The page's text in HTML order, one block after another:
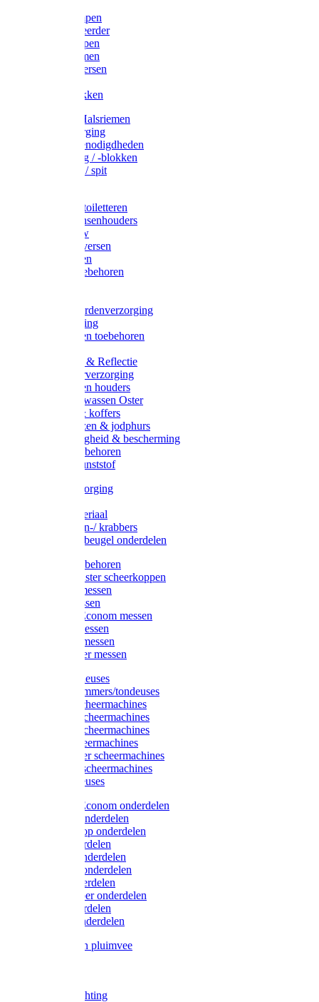
Warmtelampen
Staartcoupeerder
Biggenkappen
Neuskrammen
Varken diversen
Varkensbakken
Halsters / Halsriemen
Hoefverzorging
Lammer benodigdheden
Ramdektuig / -blokken
Vastzetpen / spit
Poetsen & toiletteren
Zadel-/Trensenhouders
Halstertouw
Halsters diversen
Hoofdstellen
Zadel & toebehoren
Rapide paardenverzorging
Ruiter kleding
Hoofdstellen toebehoren
Verlichting & Reflectie
Rapide leerverzorging
Likstenen en houders
Poetsen & wassen Oster
Poetssets & koffers
Ruiter laarzen & jodphurs
Ruiter veiligheid & bescherming
Ruiter - toebehoren
Voerbak kunststof
Klauwverzorging
Injectiemateriaal
Hoefmessen-/ krabbers
Hoefbekapbeugel onderdelen
Messen toebehoren
Moser & Oster scheerkoppen
Hauptner messen
Liscop messen
Aesculap/Econom messen
Heiniger messen
Constanta messen
FarmClipper messen
Moser tondeuses
Overige trimmers/tondeuses
Heiniger scheermachines
Hauptner scheermachines
Aesculap scheermachines
Liscop scheermachines
FarmClipper scheermachines
Constanta scheermachines
Wahl tondeuses
Aesculap/Econom onderdelen
Hauptner onderdelen
Lister/Liscop onderdelen
Eider onderdelen
Heiniger onderdelen
Constanta onderdelen
Moser onderdelen
Farm Clipper onderdelen
Oster onderdelen
TailWell onderdelen
Voerbakken pluimvee
LED verlichting